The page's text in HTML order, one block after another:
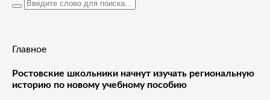
Главное
Ростовские школьники начнут изучать региональную
историю по новому учебному пособию